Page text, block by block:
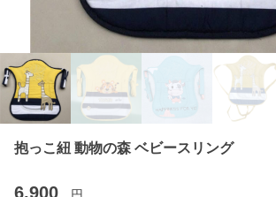
抱っこ紐 動物の森 ベビースリング
6,900